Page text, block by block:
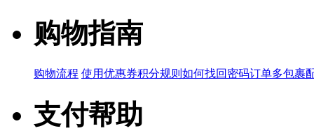
购物指南
购物流程 使用优惠券积分规则 如何找回密码订单多包裹
支付帮助